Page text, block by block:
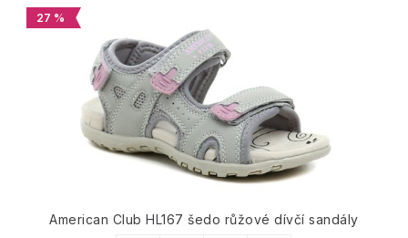
27 %
American Club HL167 šedo růžové dívčí sandály